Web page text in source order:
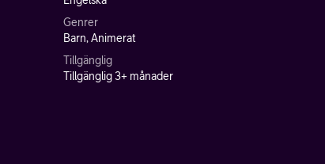
Genrer
Barn, Animerat
Tillgänglig
Tillgänglig 3+ månader